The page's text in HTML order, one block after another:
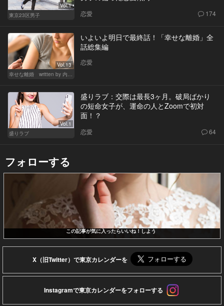
Vol.1
東京23区男子
恋愛 174
Vol.13
いよいよ明日で最終話！「幸せな離婚」全
話総集編
恋愛
Vol.1
盛りラブ
盛りラブ：交際は最長3ヶ月。破局ばかり
の短命女子が、運命の人とZoomで初対
面！？
恋愛 64
フォローする
この記事が気に入ったらいいね！しよう
X（旧Twitter）で東京カレンダーを
Instagramで東京カレンダーをフォローする